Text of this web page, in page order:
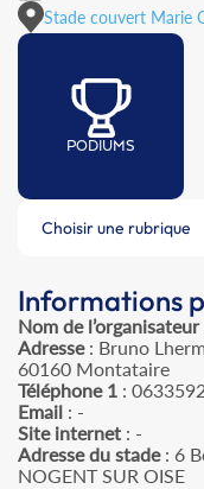
Stade couvert Marie
PODIUMS
Choisir une rubrique
Informations
Nom de l’organisateur
Adresse: Bruno
60160 Montataire
Téléphone 1 :
Email : -
Site internet : -
Adresse du stade: 6
NOGENT SUR OISE